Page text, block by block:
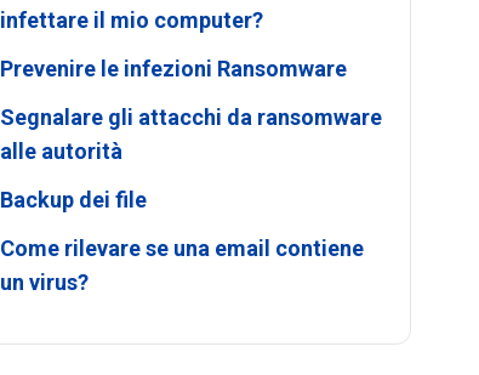
infettare il mio computer?
Prevenire le infezioni Ransomware
Segnalare gli attacchi da ransomware
alle autorità
Backup dei file
Come rilevare se una email contiene
un virus?